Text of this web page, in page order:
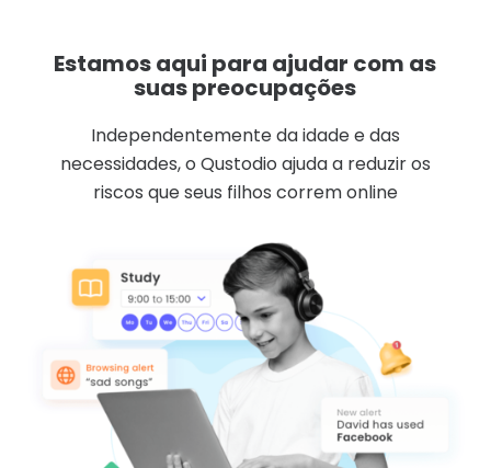
Estamos aqui para ajudar com as
suas preocupações
Independentemente da idade e das
necessidades, o Qustodio ajuda a reduzir os
riscos que seus filhos correm online